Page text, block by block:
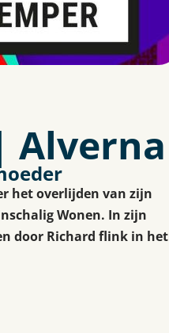
Alverna
het overlijden van zijn
Wonen. In zijn
door Richard flink in het